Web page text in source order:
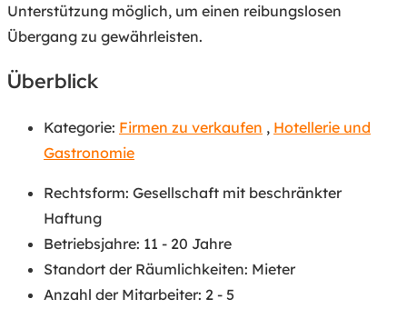
Unterstützung möglich, um einen reibungslosen
Übergang zu gewährleisten.
Überblick
Kategorie: Firmen zu verkaufen , Hotellerie und
Gastronomie
Rechtsform: Gesellschaft mit beschränkter
Haftung
Betriebsjahre: 11 - 20 Jahre
Standort der Räumlichkeiten: Mieter
Anzahl der Mitarbeiter: 2 - 5